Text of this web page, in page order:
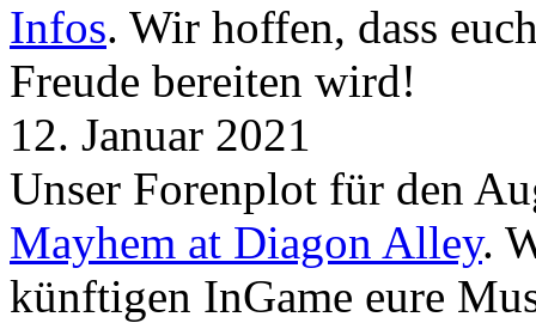
Infos. Wir hoffen, dass
Freude bereiten wird!
12. Januar 2021
Unser Forenplot für den
Mayhem at Diagon Alley.
künftigen InGame eure